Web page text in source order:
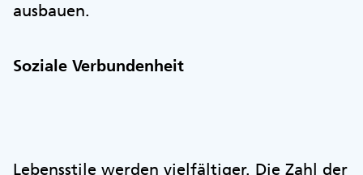
ausbauen.
Soziale Verbundenheit
Lebensstile werden vielfältiger. Die Zahl der